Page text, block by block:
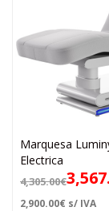
Marquesa
Electrica
4,305.00€
2,900.00€ s/ IVA